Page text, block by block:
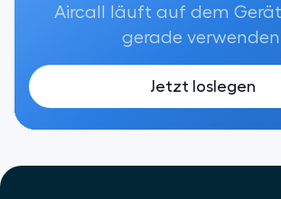
Aircall läuft auf dem
gerade
Jetzt loslegen